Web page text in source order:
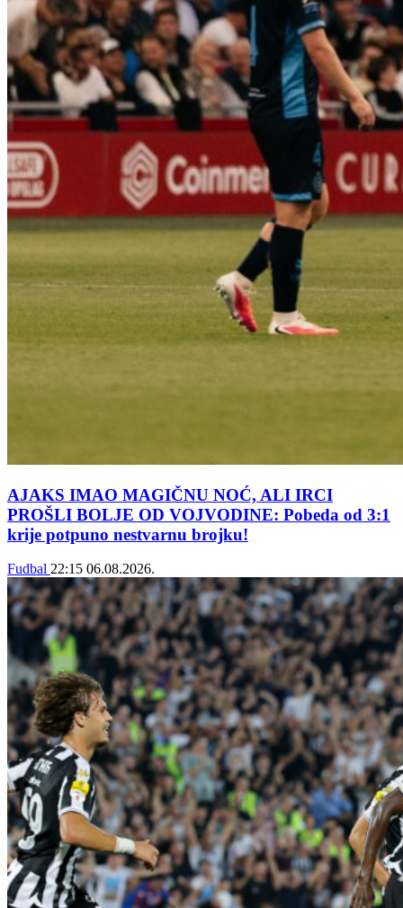
AJAKS IMAO MAGIČNU NOĆ, ALI IRCI
PROŠLI BOLJE OD VOJVODINE: Pobeda od 3:1
krije potpuno nestvarnu brojku!
Fudbal 22:15 06.08.2026.